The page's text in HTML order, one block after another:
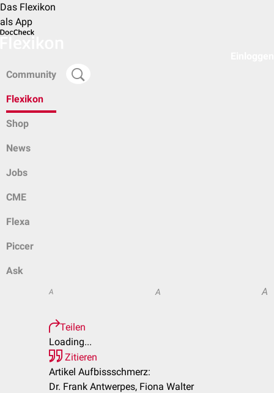
Das Flexikon
als App
Community
Flexikon
Shop
News
Jobs
CME
Flexa
Piccer
Ask
A A A
Teilen
Loading...
Zitieren
Artikel Aufbissschmerz:
Dr. Frank Antwerpes, Fiona Walter